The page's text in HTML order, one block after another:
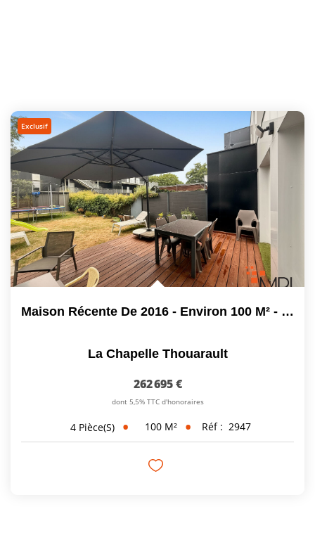
Exclusif
Maison Récente De 2016 - Environ 100 M² - Faible...
La Chapelle Thouarault
262 695 €
dont 5,5% TTC d'honoraires
4 Pièce(s) 100 M² Réf : 2947